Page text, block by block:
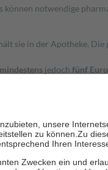
notwendige
sie in der Apotheke.
mindestens jedoch fünf Euro
Stellung der Familie zu